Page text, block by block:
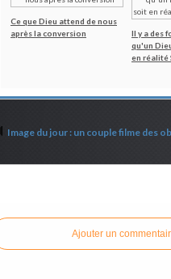
Ce que Dieu attend de nous
après la conversion
Il y a des
qu'un
en réalité
Ajouter un